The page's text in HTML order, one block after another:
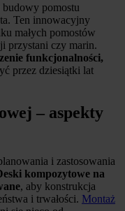
pomostu
Ten innowacyjny
małych pomostów
przystani czy marin.
funkcjonalności,
przez dziesiątki lat
– aspekty
i zastosowania
kompozytowe na
, aby konstrukcja
i trwałości. Montaż